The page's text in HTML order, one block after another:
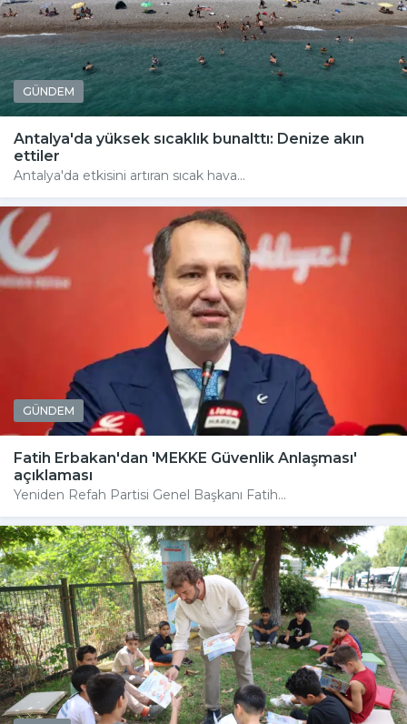
GÜNDEM
Antalya'da yüksek sıcaklık bunalttı: Denize akın
ettiler
Antalya'da etkisini artıran sıcak hava...
GÜNDEM
Fatih Erbakan'dan 'MEKKE Güvenlik Anlaşması'
açıklaması
Yeniden Refah Partisi Genel Başkanı Fatih...